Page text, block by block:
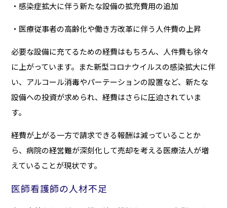
・感染症拡大に伴う新たな設備の拡充費用の追加
・医療従事者の高齢化や働き方改革に伴う人件費の上昇
必要な設備に充てるための経費はもちろん、人件費も徐々
に上がっています。また新型コロナウイルスの感染拡大に伴
い、アルコール消毒やパーテーションの設置など、新たな
設備への投資が求められ、経費はさらに圧迫されていま
す。
経費が上がる一方で請求できる報酬は減っていることか
ら、病院の経営難が深刻化して売却を考える医療法人が増
えていることが現状です。
医師看護師の人材不足